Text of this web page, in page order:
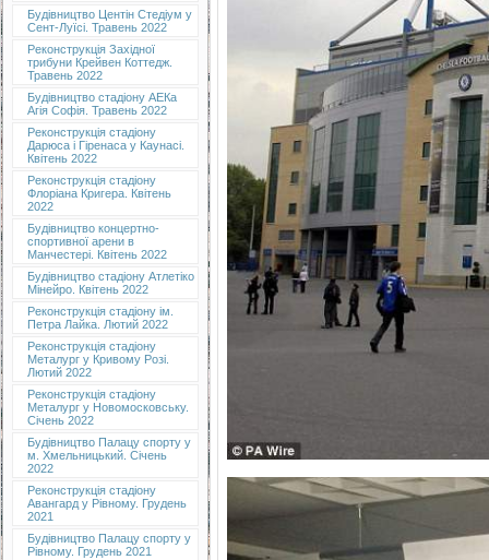
Будівництво Центін Стедіум у
Сент-Луїсі. Травень 2022
Реконструкція Західної
трибуни Крейвен Коттедж.
Травень 2022
Будівництво стадіону АЕКа
Агія Софія. Травень 2022
Реконструкція стадіону
Дарюса і Гіренаса у Каунасі.
Квітень 2022
Реконструкція стадіону
Флоріана Кригера. Квітень
2022
Будівництво концертно-
спортивної арени в
Манчестері. Квітень 2022
Будівництво стадіону Атлетіко
Мінейро. Квітень 2022
Реконструкція стадіону ім.
Петра Лайка. Лютий 2022
Реконструкція стадіону
Металург у Кривому Розі.
Лютий 2022
Реконструкція стадіону
Металург у Новомосковську.
Січень 2022
Будівництво Палацу спорту у
м. Хмельницький. Січень
2022
Реконструкція стадіону
Авангард у Рівному. Грудень
2021
Будівництво Палацу спорту у
Рівному. Грудень 2021